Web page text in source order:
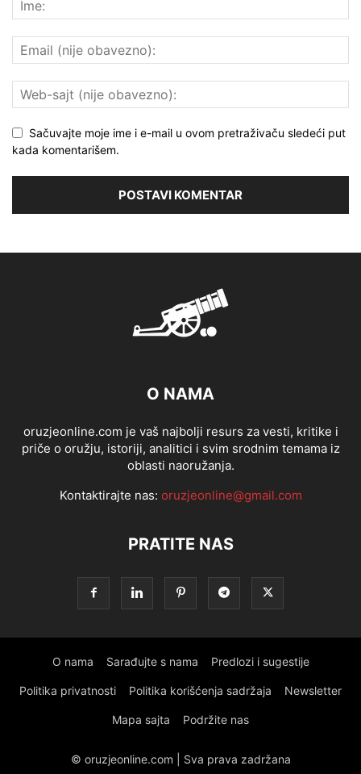
Sačuvajte moje ime i e-mail u ovom pretraživaču sledeći put
kada komentarišem.
O NAMA
oruzjeonline.com je vaš najbolji resurs za vesti, kritike i
priče o oružju, istoriji, analitici i svim srodnim temama iz
oblasti naoružanja.
Kontaktirajte nas: oruzjeonline@gmail.com
PRATITE NAS
O nama Sarađujte s nama Predlozi i sugestije
Politika privatnosti Politika korišćenja sadržaja Newsletter
Mapa sajta Podržite nas
© oruzjeonline.com | Sva prava zadržana